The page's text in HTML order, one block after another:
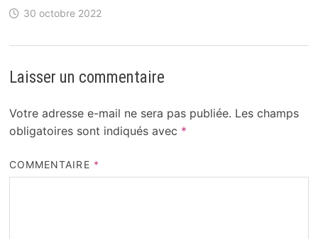
30 octobre 2022
Laisser un commentaire
Votre adresse e-mail ne sera pas publiée. Les champs
obligatoires sont indiqués avec *
COMMENTAIRE *